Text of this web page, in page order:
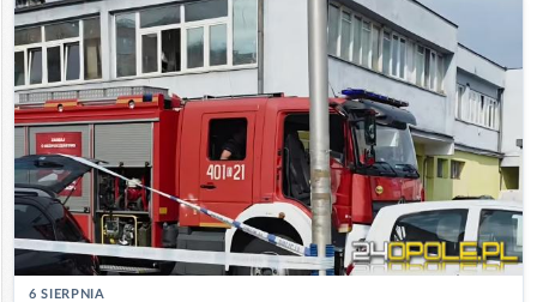
6 SIERPNIA